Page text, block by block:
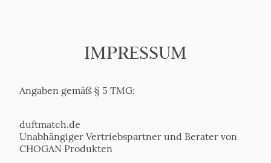
IMPRESSUM
Angaben gemäß § 5 TMG:
duftmatch.de
Unabhängiger Vertriebspartner und Berater von
CHOGAN Produkten